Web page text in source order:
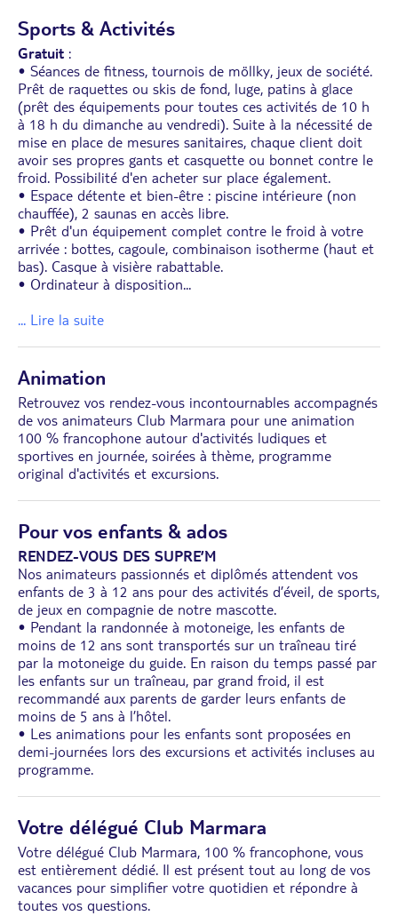
Sports & Activités
Gratuit :
• Séances de fitness, tournois de möllky, jeux de société.
Prêt de raquettes ou skis de fond, luge, patins à glace
(prêt des équipements pour toutes ces activités de 10 h
à 18 h du dimanche au vendredi). Suite à la nécessité de
mise en place de mesures sanitaires, chaque client doit
avoir ses propres gants et casquette ou bonnet contre le
froid. Possibilité d'en acheter sur place également.
• Espace détente et bien-être : piscine intérieure (non
chauffée), 2 saunas en accès libre.
• Prêt d'un équipement complet contre le froid à votre
arrivée : bottes, cagoule, combinaison isotherme (haut et
bas). Casque à visière rabattable.
• Ordinateur à disposition...
... Lire la suite
Animation
Retrouvez vos rendez-vous incontournables accompagnés
de vos animateurs Club Marmara pour une animation
100 % francophone autour d'activités ludiques et
sportives en journée, soirées à thème, programme
original d'activités et excursions.
Pour vos enfants & ados
RENDEZ-VOUS DES SUPRE’M
Nos animateurs passionnés et diplômés attendent vos
enfants de 3 à 12 ans pour des activités d’éveil, de sports,
de jeux en compagnie de notre mascotte.
• Pendant la randonnée à motoneige, les enfants de
moins de 12 ans sont transportés sur un traîneau tiré
par la motoneige du guide. En raison du temps passé par
les enfants sur un traîneau, par grand froid, il est
recommandé aux parents de garder leurs enfants de
moins de 5 ans à l’hôtel.
• Les animations pour les enfants sont proposées en
demi-journées lors des excursions et activités incluses au
programme.
Votre délégué Club Marmara
Votre délégué Club Marmara, 100 % francophone, vous
est entièrement dédié. Il est présent tout au long de vos
vacances pour simplifier votre quotidien et répondre à
toutes vos questions.